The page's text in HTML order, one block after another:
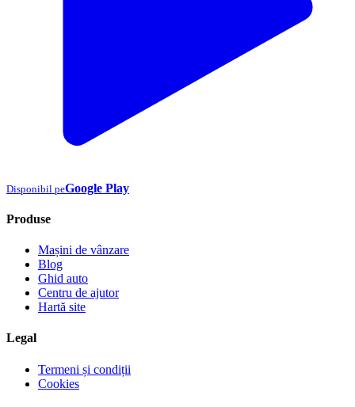
Disponibil peGoogle Play
Produse
Mașini de vânzare
Blog
Ghid auto
Centru de ajutor
Hartă site
Legal
Termeni și condiții
Cookies